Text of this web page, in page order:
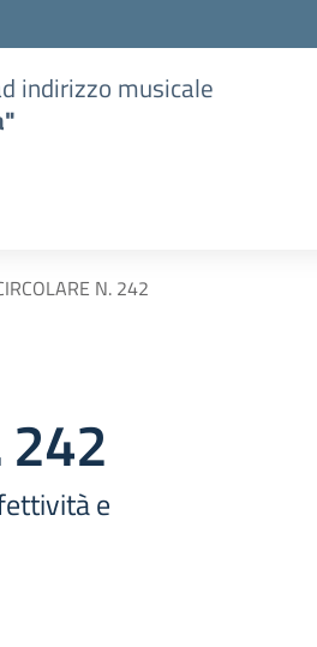
indirizzo musicale
N. 242
242
e